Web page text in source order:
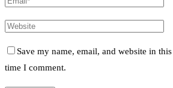
Save my name, email, and website in
time I comment.